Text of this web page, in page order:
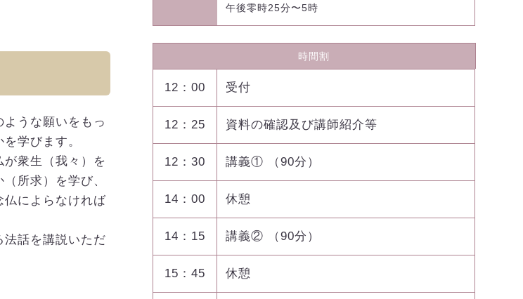
うな願いをもっ
学びます。
衆生（我々）を
所求）を学び、
仏によらなければ
話を講説いただ
午後零時25分〜5時
時間割
12：00 受付
12：25 資料の確認及び講師紹介等
12：30 講義① （90分）
14：00 休憩
14：15 講義② （90分）
15：45 休憩